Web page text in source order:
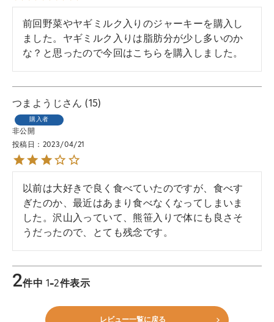
前回野菜やヤギミルク入りのジャーキーを購入し
ました。ヤギミルク入りは脂肪分が少し多いのか
な？と思ったので今回はこちらを購入しました。
つまようじ 15
購入者
非公開
投稿日
2023/04/21
以前は大好きで良く食べていたのですが、食べす
ぎたのか、最近はあまり食べなくなってしまいま
した。沢山入っていて、熊笹入りで体にも良さそ
うだったので、とても残念です。
2件中 1-2件表示
レビュー一覧に戻る